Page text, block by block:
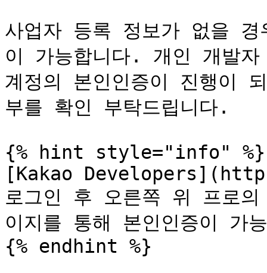
사업자 등록 정보가 없을
이 가능합니다. 개인 개발
계정의 본인인증이 진행이
부를 확인 부탁드립니다.
{% hint style="info" %}
[Kakao
로그인 후 오른쪽 위 프로
이지를 통해 본인인증이 가
{% endhint %}